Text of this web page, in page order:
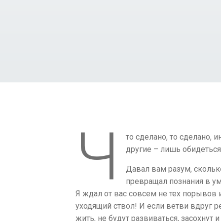
Ч
то сделано, то сделано,
другие – лишь
Давал вам разум,
превращал познания в
Я ждал от вас совсем не тех порывов
уходящий ствол! И если ветви вдруг
жить, не будут развиваться, засохнут